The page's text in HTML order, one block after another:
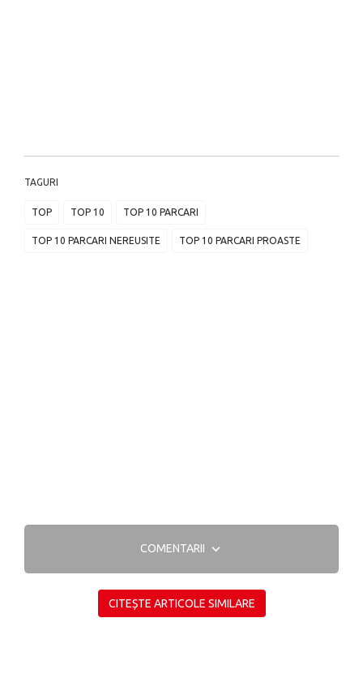
TAGURI
TOP TOP 10 TOP 10 PARCARI
TOP 10 PARCARI NEREUSITE TOP 10 PARCARI PROASTE
COMENTARII
CITEȘTE ARTICOLE SIMILARE